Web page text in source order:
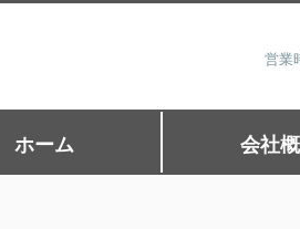
営業
ホーム 会社